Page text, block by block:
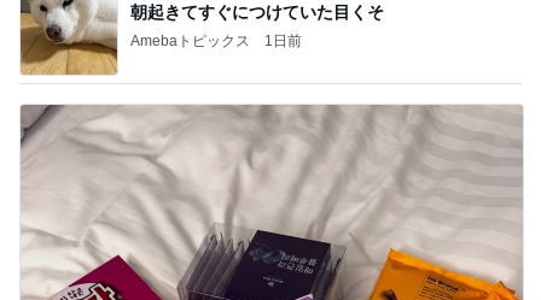
朝起きてすぐにつけていた目くそ
Amebaトピックス 1日前